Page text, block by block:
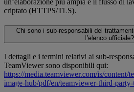
un’elaborazione più ampia e il flusso di
criptato (HTTPS/TLS).
Chi sono i sub-responsabili del
l’elenco ufficiale?
I dettagli e i termini relativi ai sub-
TeamViewer sono disponibili qui:
https://media.teamviewer.com/is/content/
image-hub/pdf/en/teamviewer-third-